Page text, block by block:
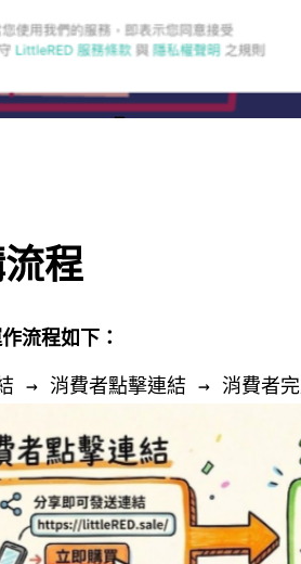
程
流程如下：
→ 消費者點擊連結 → 消費者